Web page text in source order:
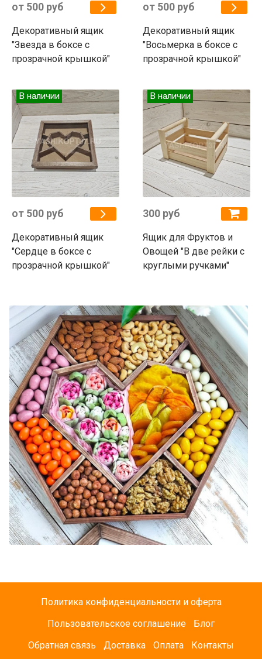
от 500 руб
Декоративный ящик
"Звезда в боксе с
прозрачной крышкой"
от 500 руб
Декоративный ящик
"Восьмерка в боксе с
прозрачной крышкой"
В наличии
от 500 руб
Декоративный ящик
"Сердце в боксе с
прозрачной крышкой"
В наличии
300 руб
Ящик для Фруктов и
Овощей "В две рейки с
круглыми ручками"
Политика конфиденциальности и оферта
Пользовательское соглашение
Блог
Обратная связь
Доставка Оплата Контакты